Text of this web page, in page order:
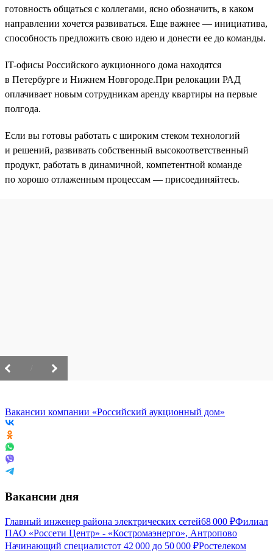
готовность общаться с коллегами, ясно обозначить, в каком
направлении хочется развиваться. Еще важнее — инициатива,
способность предложить свою идею и донести ее до команды.
IT-офисы Российского аукционного дома находятся
в Петербурге и Нижнем Новгороде.При релокации РАД
оплачивает новым сотрудникам аренду квартиры на первые
полгода.
Если вы готовы работать с широким стеком технологий
и решений, развивать собственный высокоответственный
продукт, работать в динамичной, компетентной команде
по хорошо отлаженным процессам — присоединяйтесь.
Вакансии компании «Российский аукционный дом»
Вакансии дня
Главный инженер района электрических сетей68 000 ₽Филиал
ПАО «Россети Центр» - «Костромаэнерго», Антропово
Начинающий специалистот 42 000 до 50 000 ₽Ростелеком